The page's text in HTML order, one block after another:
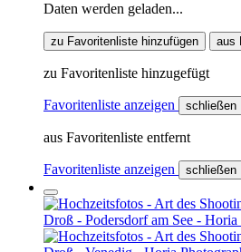
Daten werden geladen...
zu Favoritenliste hinzufügen aus
zu Favoritenliste hinzugefügt
Favoritenliste anzeigen schließen
aus Favoritenliste entfernt
Favoritenliste anzeigen schließen